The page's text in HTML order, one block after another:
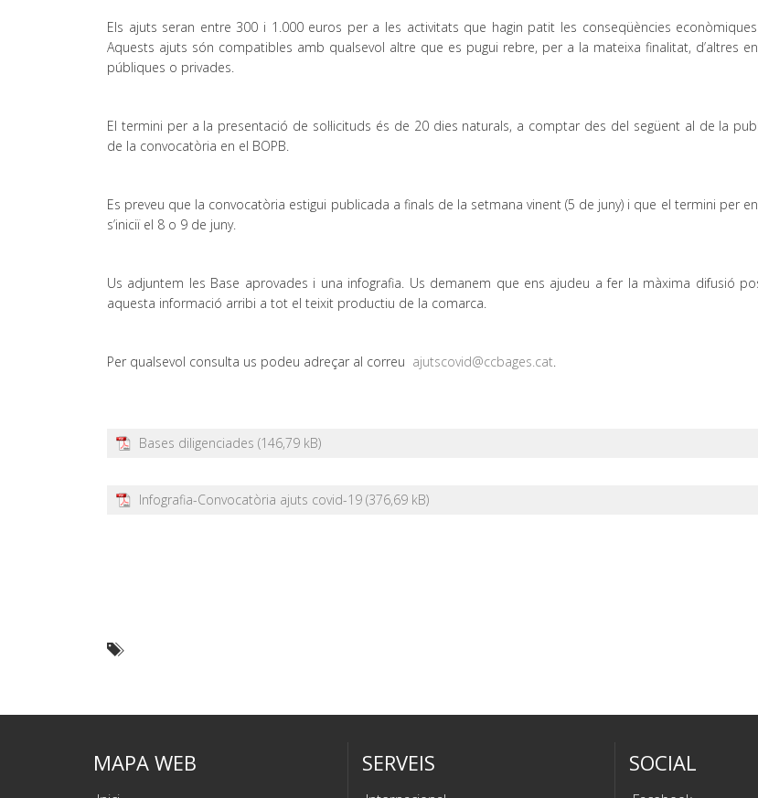
Els ajuts seran entre 300 i 1.000 euros per a les activitats que hagin patit les conseqüències
Aquests ajuts són compatibles amb qualsevol altre que es pugui rebre, per a la mateixa finalitat, d’altres
públiques o privades.
El termini per a la presentació de sol·licituds és de 20 dies naturals, a comptar des del següent al de la
de la convocatòria en el BOPB.
Es preveu que la convocatòria estigui publicada a finals de la setmana vinent (5 de juny) i que el termini per
s’iniciï el 8 o 9 de juny.
Us adjuntem les Base aprovades i una infografia. Us demanem que ens ajudeu a fer la màxima difusió
aquesta informació arribi a tot el teixit productiu de la comarca.
Per qualsevol consulta us podeu adreçar al correu ajutscovid@ccbages.cat.
Bases diligenciades
Infografia-Convocatòria ajuts covid-19
MAPA WEB SERVEIS SOCIAL